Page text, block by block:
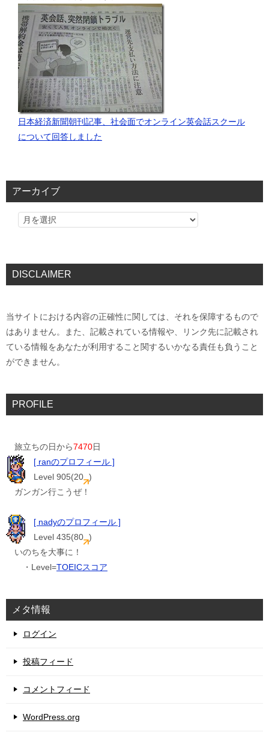
日本経済新聞朝刊記事、社会面でオンライン英会話スクール
について回答しました
アーカイブ
DISCLAIMER
当サイトにおける内容の正確性に関しては、それを保障するもので
はありません。また、記載されている情報や、リンク先に記載され
ている情報をあなたが利用すること関するいかなる責任も負うこと
ができません。
PROFILE
旅立ちの日から7470日
[ ranのプロフィール ]
Level 905(20 )
ガンガン行こうぜ！
[ nadyのプロフィール ]
Level 435(80 )
いのちを大事に！
・Level=TOEICスコア
メタ情報
ログイン
投稿フィード
コメントフィード
WordPress.org